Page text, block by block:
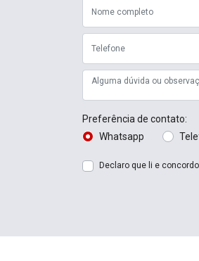
Preferência de contato:
Whatsapp
Declaro que li e